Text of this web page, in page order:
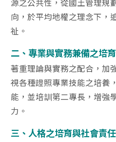
源之公共性，從國土管理規
向，於平均地權之理念下，
祉。
二、專業與實務兼備之培
著重理論與實務之配合，加
視各種證照專業技能之培養
能，並培訓第二專長，增強
力。
三、人格之培育與社會責